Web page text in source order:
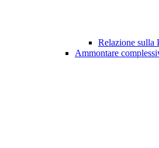
Relazione sulla
Ammontare